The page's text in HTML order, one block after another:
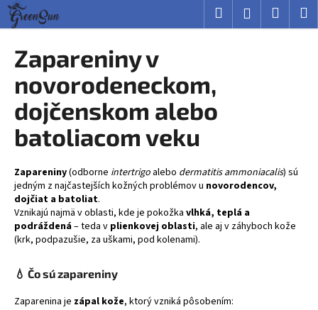
Prejsť
obsah
Hľadať Prihlásenie
Zapareniny v
novorodeneckom,
dojčenskom alebo
batoliacom veku
Zapareniny(odborne intertrigo alebo dermatitis ammoniacalis) sú
jedným z najčastejších kožných problémov u novorodencov,
dojčiat a batoliat.
Vznikajú najmä v oblasti, kde je pokožka vlhká, teplá a
podráždená– teda v plienkovej oblasti, ale aj v záhyboch kože
(krk, podpazušie, za uškami, pod kolenami).
💧 Čo sú zapareniny
Zaparenina je zápal kože, ktorý vzniká pôsobením:
K
o
Č
o
p
o
t
r
e
b
u
j
t
e